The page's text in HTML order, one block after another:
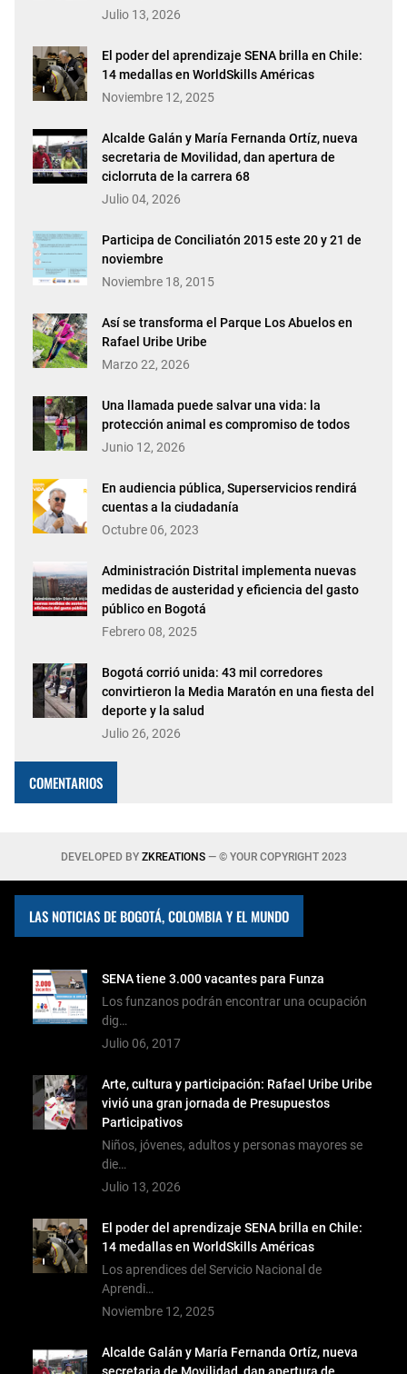
Julio 13, 2026
El poder del aprendizaje SENA brilla en Chile:
14 medallas en WorldSkills Américas
Noviembre 12, 2025
Alcalde Galán y María Fernanda Ortíz, nueva
secretaria de Movilidad, dan apertura de
ciclorruta de la carrera 68
Julio 04, 2026
Participa de Conciliatón 2015 este 20 y 21 de
noviembre
Noviembre 18, 2015
Así se transforma el Parque Los Abuelos en
Rafael Uribe Uribe
Marzo 22, 2026
Una llamada puede salvar una vida: la
protección animal es compromiso de todos
Junio 12, 2026
En audiencia pública, Superservicios rendirá
cuentas a la ciudadanía
Octubre 06, 2023
Administración Distrital implementa nuevas
medidas de austeridad y eficiencia del gasto
público en Bogotá
Febrero 08, 2025
Bogotá corrió unida: 43 mil corredores
convirtieron la Media Maratón en una fiesta del
deporte y la salud
Julio 26, 2026
COMENTARIOS
DEVELOPED BY ZKREATIONS— © YOUR COPYRIGHT 2023
LAS NOTICIAS DE BOGOTÁ, COLOMBIA Y EL MUNDO
SENA tiene 3.000 vacantes para Funza
Los funzanos podrán encontrar una ocupación
dig…
Julio 06, 2017
Arte, cultura y participación: Rafael Uribe Uribe
vivió una gran jornada de Presupuestos
Participativos
Niños, jóvenes, adultos y personas mayores se
die…
Julio 13, 2026
El poder del aprendizaje SENA brilla en Chile:
14 medallas en WorldSkills Américas
Los aprendices del Servicio Nacional de
Aprendi…
Noviembre 12, 2025
Alcalde Galán y María Fernanda Ortíz, nueva